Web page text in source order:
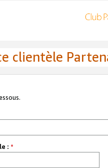
clientèle
: *